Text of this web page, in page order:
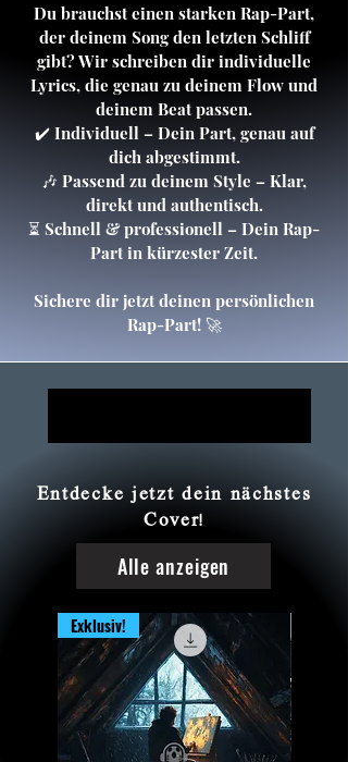
Du brauchst einen starken Rap-Part,
der deinem Song den letzten Schliff
gibt? Wir schreiben dir individuelle
Lyrics, die genau zu deinem Flow und
deinem Beat passen.
✔️ Individuell – Dein Part, genau auf
dich abgestimmt.
🎶 Passend zu deinem Style – Klar,
direkt und authentisch.
⏳ Schnell & professionell – Dein Rap-
Part in kürzester Zeit.
Sichere dir jetzt deinen persönlichen
Rap-Part! 🚀
COVER SHOP
COVER SHOP
Entdecke jetzt dein nächstes
Cover!
Alle anzeigen
Exklusiv!